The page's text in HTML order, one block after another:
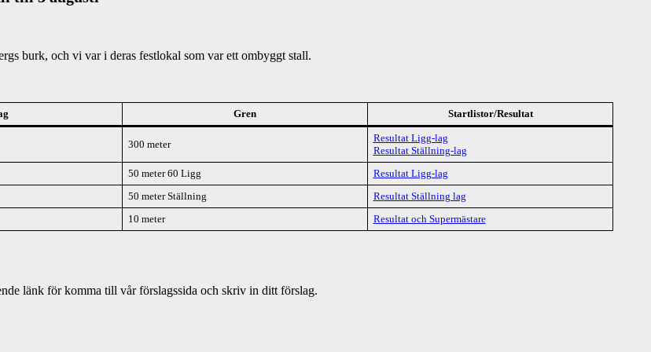
burk, och vi var i deras festlokal som var ett ombyggt stall.
Gren Startlistor/Resultat
300 meter
Resultat Ligg-lag
Resultat Ställning-lag
50 meter 60 Ligg
Resultat Ligg-lag
50 meter Ställning
Resultat Ställning lag
10 meter Resultat och Supermästare
länk för komma till vår förslagssida och skriv in ditt förslag.